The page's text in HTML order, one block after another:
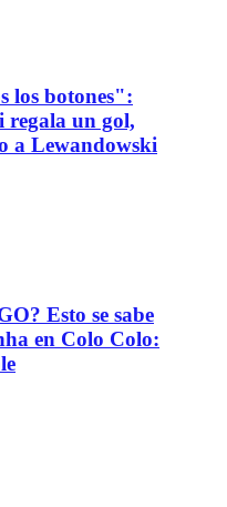
los botones":
regala un gol,
a Lewandowski
Esto se sabe
en Colo Colo: